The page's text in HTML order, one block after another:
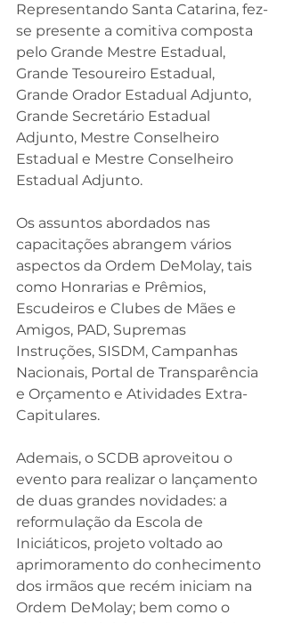
Representando Santa Catarina, fez-
se presente a comitiva composta
pelo Grande Mestre Estadual,
Grande Tesoureiro Estadual,
Grande Orador Estadual Adjunto,
Grande Secretário Estadual
Adjunto, Mestre Conselheiro
Estadual e Mestre Conselheiro
Estadual Adjunto.
Os assuntos abordados nas
capacitações abrangem vários
aspectos da Ordem DeMolay, tais
como Honrarias e Prêmios,
Escudeiros e Clubes de Mães e
Amigos, PAD, Supremas
Instruções, SISDM, Campanhas
Nacionais, Portal de Transparência
e Orçamento e Atividades Extra-
Capitulares.
Ademais, o SCDB aproveitou o
evento para realizar o lançamento
de duas grandes novidades: a
reformulação da Escola de
Iniciáticos, projeto voltado ao
aprimoramento do conhecimento
dos irmãos que recém iniciam na
Ordem DeMolay; bem como o